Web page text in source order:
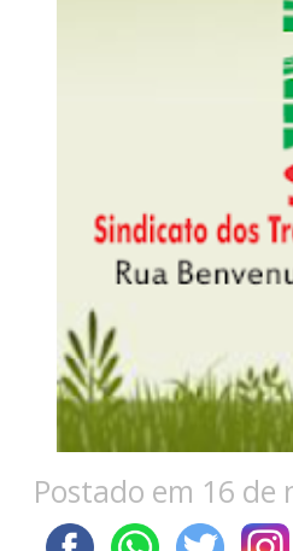
Postado em 16 de